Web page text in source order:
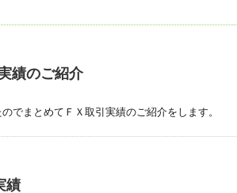
績のご紹介
でまとめてＦＸ取引実績のご紹介をします。
績